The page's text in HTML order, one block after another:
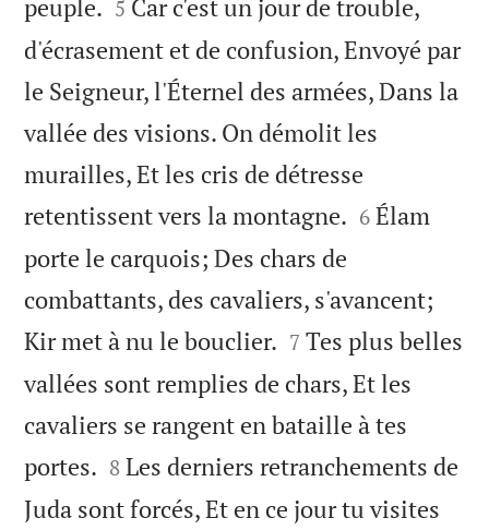
peuple. 5 Car c'est un jour de trouble,
d'écrasement et de confusion, Envoyé par
le Seigneur, l'Éternel des armées, Dans la
vallée des visions. On démolit les
murailles, Et les cris de détresse
retentissent vers la montagne. 

6 Élam
porte le carquois; Des chars de
combattants, des cavaliers, s'avancent;
Kir met à nu le bouclier. 

7 Tes plus belles
vallées sont remplies de chars, Et les
cavaliers se rangent en bataille à tes
portes. 

8 Les derniers retranchements de
Juda sont forcés, Et en ce jour tu visites